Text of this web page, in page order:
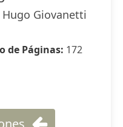
Hugo Giovanetti
de Páginas: 172